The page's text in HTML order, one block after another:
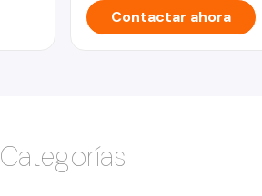
Contactar ahora
Categorías